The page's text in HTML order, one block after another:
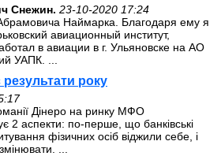
Снежин. 23-10-2020 17:24
Наймарка. Благодаря ему я
авиационный институт,
в авиации в г. Ульяновске на АО
УАПК. ...
результати року
Дінеро на ринку МФО
2 аспекти: по-перше, що банківські
фізичних осіб віджили себе, і
...